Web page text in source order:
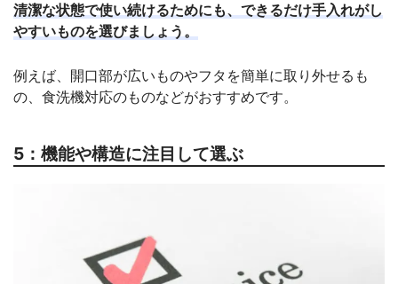
清潔な状態で使い続けるためにも、できるだけ手入れがし
やすいものを選びましょう。
例えば、開口部が広いものやフタを簡単に取り外せるも
の、食洗機対応のものなどがおすすめです。
5：機能や構造に注目して選ぶ